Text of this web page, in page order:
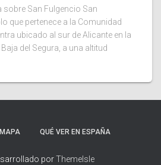
San Fulgencio San
que pertenece a la Comunidad
ubicado al sur de Alicante en la
del Segura, a una altitud
MAPA QUÉ VER EN ESPAÑA
porThemeIsle